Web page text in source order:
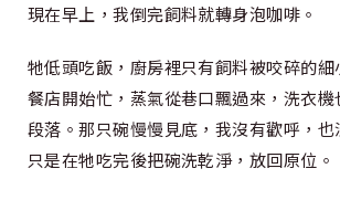
現在早上，我倒完飼料就轉身泡咖啡。
牠低頭吃飯，廚房裡只有飼料被咬碎的
餐店開始忙，蒸氣從巷口飄過來，洗衣
段落。那只碗慢慢見底，我沒有歡呼，也
只是在牠吃完後把碗洗乾淨，放回原位。